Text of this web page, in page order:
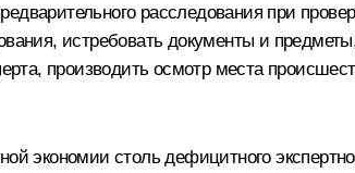
расследования при
истребовать документы и
производить осмотр места
экономии столь дефицитного